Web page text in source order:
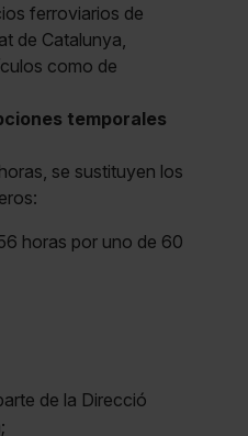
ferroviarios de
de Catalunya,
como de
temporales
se sustituyen los
horas por uno de 60
de la Direcció